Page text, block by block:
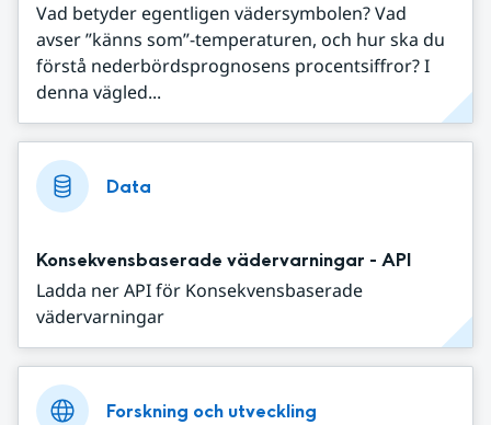
Vad betyder egentligen vädersymbolen? Vad
avser ”känns som”-temperaturen, och hur ska du
förstå nederbördsprognosens procentsiffror? I
denna vägled...
Data
Konsekvensbaserade vädervarningar - API
Ladda ner API för Konsekvensbaserade
vädervarningar
Forskning och utveckling